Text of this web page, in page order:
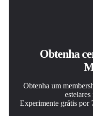
Obtenha
Obtenha um
Experimente grátis por